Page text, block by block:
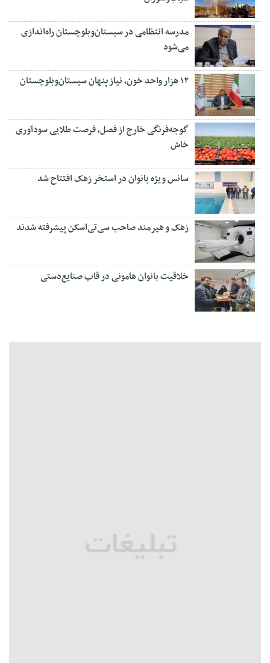
مدرسه انتظامی در سیستان‌وبلوچستان راه‌اندازی
می‌شود
۱۲ هزار واحد خون، نیاز پنهان سیستان‌وبلوچستان
گوجه‌فرنگی خارج از فصل، فرصت طلایی سودآوری
خاش
سانس ویژه بانوان در استخر زهک افتتاح شد
زهک و هیرمند صاحب سی‌تی‌اسکن پیشرفته شدند
خلاقیت بانوان هامونی در قاب صنایع‌دستی